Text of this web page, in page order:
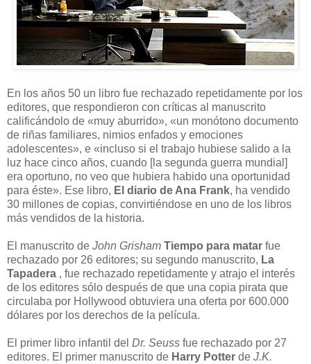
En los años 50 un libro fue rechazado repetidamente por los
editores, que respondieron con críticas al manuscrito
calificándolo de «muy aburrido», «un monótono documento
de riñas familiares, nimios enfados y emociones
adolescentes», e «incluso si el trabajo hubiese salido a la
luz hace cinco años, cuando [la segunda guerra mundial]
era oportuno, no veo que hubiera habido una oportunidad
para éste». Ese libro, El diario de Ana Frank, ha vendido
30 millones de copias, convirtiéndose en uno de los libros
más vendidos de la historia.
El manuscrito de John Grisham Tiempo para matar fue
rechazado por 26 editores; su segundo manuscrito, La
Tapadera , fue rechazado repetidamente y atrajo el interés
de los editores sólo después de que una copia pirata que
circulaba por Hollywood obtuviera una oferta por 600.000
dólares por los derechos de la película.
El primer libro infantil del Dr. Seuss fue rechazado por 27
editores. El primer manuscrito de Harry Potter de J.K.